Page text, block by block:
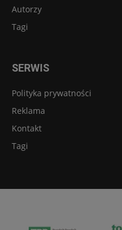
Autorzy
Tagi
SERWIS
Polityka prywatności
Reklama
Kontakt
Tagi